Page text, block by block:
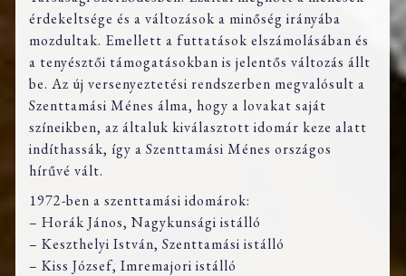
érdekeltsége és a változások a minőség irányába
mozdultak. Emellett a futtatások elszámolásában és
a tenyésztői támogatásokban is jelentős változás állt
be. Az új versenyeztetési rendszerben megvalósult a
Szenttamási Ménes álma, hogy a lovakat saját
színeikben, az általuk kiválasztott idomár keze alatt
indíthassák, így a Szenttamási Ménes országos
hírűvé vált.
1972-ben a szenttamási idomárok:
– Horák János, Nagykunsági istálló
– Keszthelyi István, Szenttamási istálló
– Kiss József, Imremajori istálló